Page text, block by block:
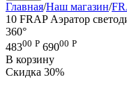
Главная/Наш магазин/
10 FRAP Аэратор
360°
48300 Р 69000 Р
В корзину
Скидка 30%